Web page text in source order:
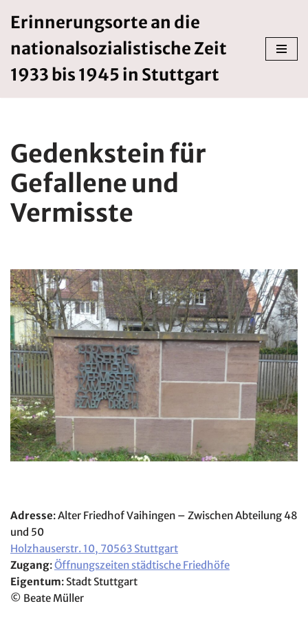
Inhalt
springen
Erinnerungsorte an die
nationalsozialistische Zeit
1933 bis 1945 in Stuttgart
Gedenkstein für
Gefallene und
Vermisste
Adresse: Alter Friedhof Vaihingen – Zwischen Abteilung 48
und 50
Holzhauserstr. 10, 70563 Stuttgart
Zugang:Öffnungszeiten städtische Friedhöfe
Eigentum: Stadt Stuttgart
© Beate Müller